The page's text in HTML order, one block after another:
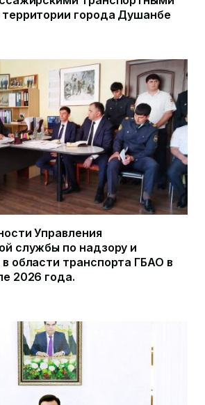
города Душанбе
Управления
службы по надзору и
области транспорта ГБАО в
2026 года.